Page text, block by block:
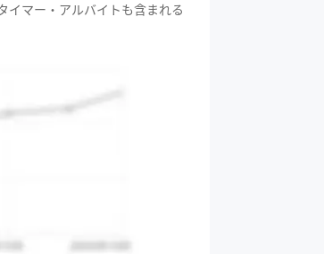
イマー・アルバイトも含まれる